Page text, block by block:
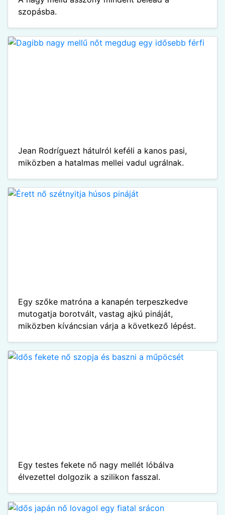
szopásba.
Jean Rodríguezt hátulról keféli a kanos pasi,
miközben a hatalmas mellei vadul ugrálnak.
Egy szőke matróna a kanapén terpeszkedve
mutogatja borotvált, vastag ajkú pináját,
miközben kíváncsian várja a következő lépést.
Egy testes fekete nő nagy mellét lóbálva
élvezettel dolgozik a szilikon fasszal.